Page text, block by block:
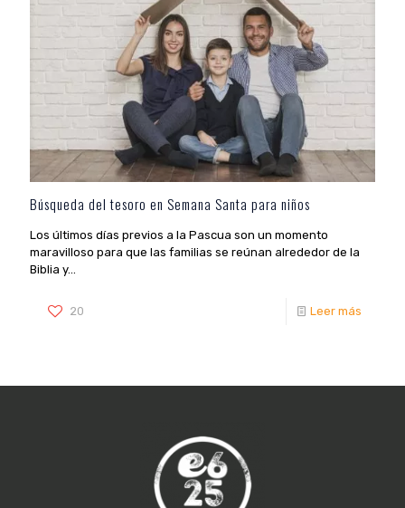
Búsqueda del tesoro en Semana Santa para niños
Los últimos días previos a la Pascua son un momento
maravilloso para que las familias se reúnan alrededor de la
Biblia y...
20 Leer más